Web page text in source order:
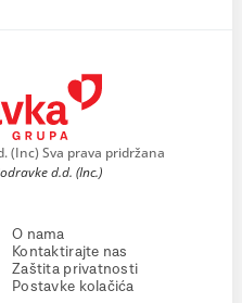
(Inc) Sva prava pridržana
d.d. (Inc.)
O nama
Kontaktirajte nas
Zaštita privatnosti
Postavke kolačića